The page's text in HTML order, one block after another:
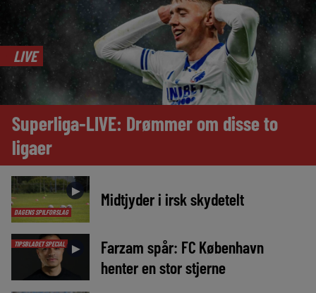
LIVE
Superliga-LIVE: Drømmer om disse to
ligaer
DAGENS SPILFORSLAG
► Midtjyder i irsk skydetelt
TIPSBLADET SPECIAL ►
Farzam spår: FC København
henter en stor stjerne